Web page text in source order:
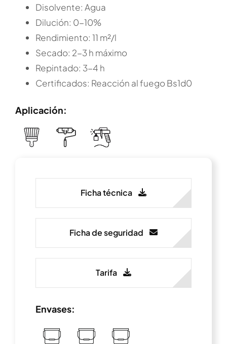
Disolvente: Agua
Dilución: 0-10%
Rendimiento: 11 m²/l
Secado: 2-3 h máximo
Repintado: 3-4 h
Certificados: Reacción al fuego Bs1d0
Aplicación:
Ficha técnica
Ficha de seguridad
Tarifa
Envases: